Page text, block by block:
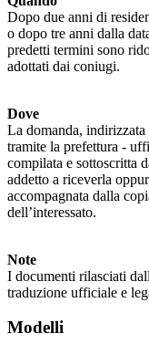
Dopo due anni di
o dopo tre anni dalla
predetti termini sono
adottati dai coniugi.
Dove
La domanda,
tramite la prefettura -
compilata e sottoscritta
addetto a riceverla
accompagnata dalla
dell’interessato.
Note
I documenti rilasciati
traduzione ufficiale e
Modelli